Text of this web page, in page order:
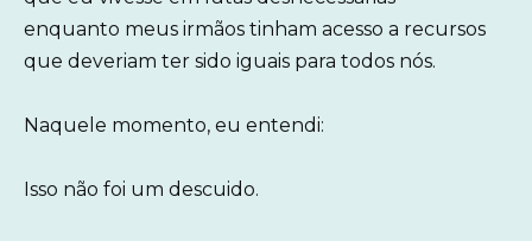
enquanto meus irmãos tinham acesso a recursos
que deveriam ter sido iguais para todos nós.
Naquele momento, eu entendi:
Isso não foi um descuido.